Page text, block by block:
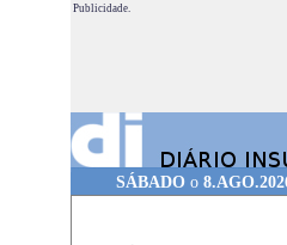
Publicidade.
SÁBADO o